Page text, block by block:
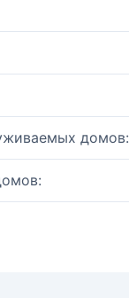
домов: